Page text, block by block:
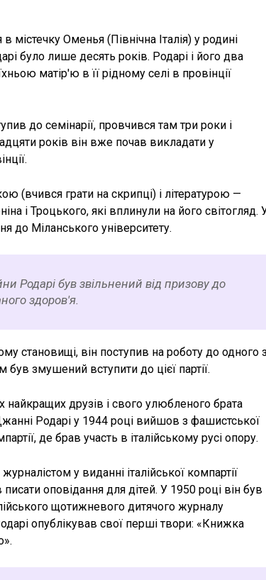
Оменья (Північна Італія) у родині
було лише десять років. Родарі і його два
матір'ю в її рідному селі в провінції
до семінарії, провчився там три роки і
років він вже почав викладати у
(вчився грати на скрипці) і літературою —
і Троцького, які вплинули на його світогляд.
до Міланського університету.
Родарі був звільнений від призову до
здоров'я.
становищі, він поступив на роботу до одного з
був змушений вступити до цієї партії.
друзів і свого улюбленого брата
Родарі у 1944 році вийшов з фашистської
де брав участь в італійському русі опору.
у виданні італійської компартії
писати оповідання для дітей. У 1950 році він був
щотижневого дитячого журналу
опублікував свої перші твори: «Книжка